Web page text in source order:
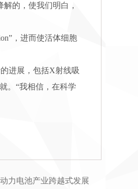
的，使我们明白，
，进而使活体细胞
进展，包括X射线吸
。“我相信，在科学
力电池产业跨越式发展